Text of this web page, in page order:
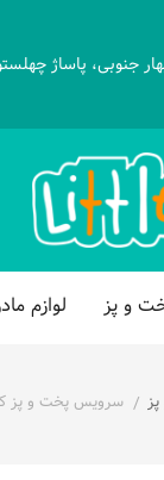
جنوبی، پاساژ
و پز لوازم
/ سرویس پخت و پز کودک ۳ پارچه هرا مدل